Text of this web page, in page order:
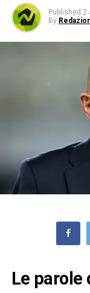
Published 2
By
Le parole